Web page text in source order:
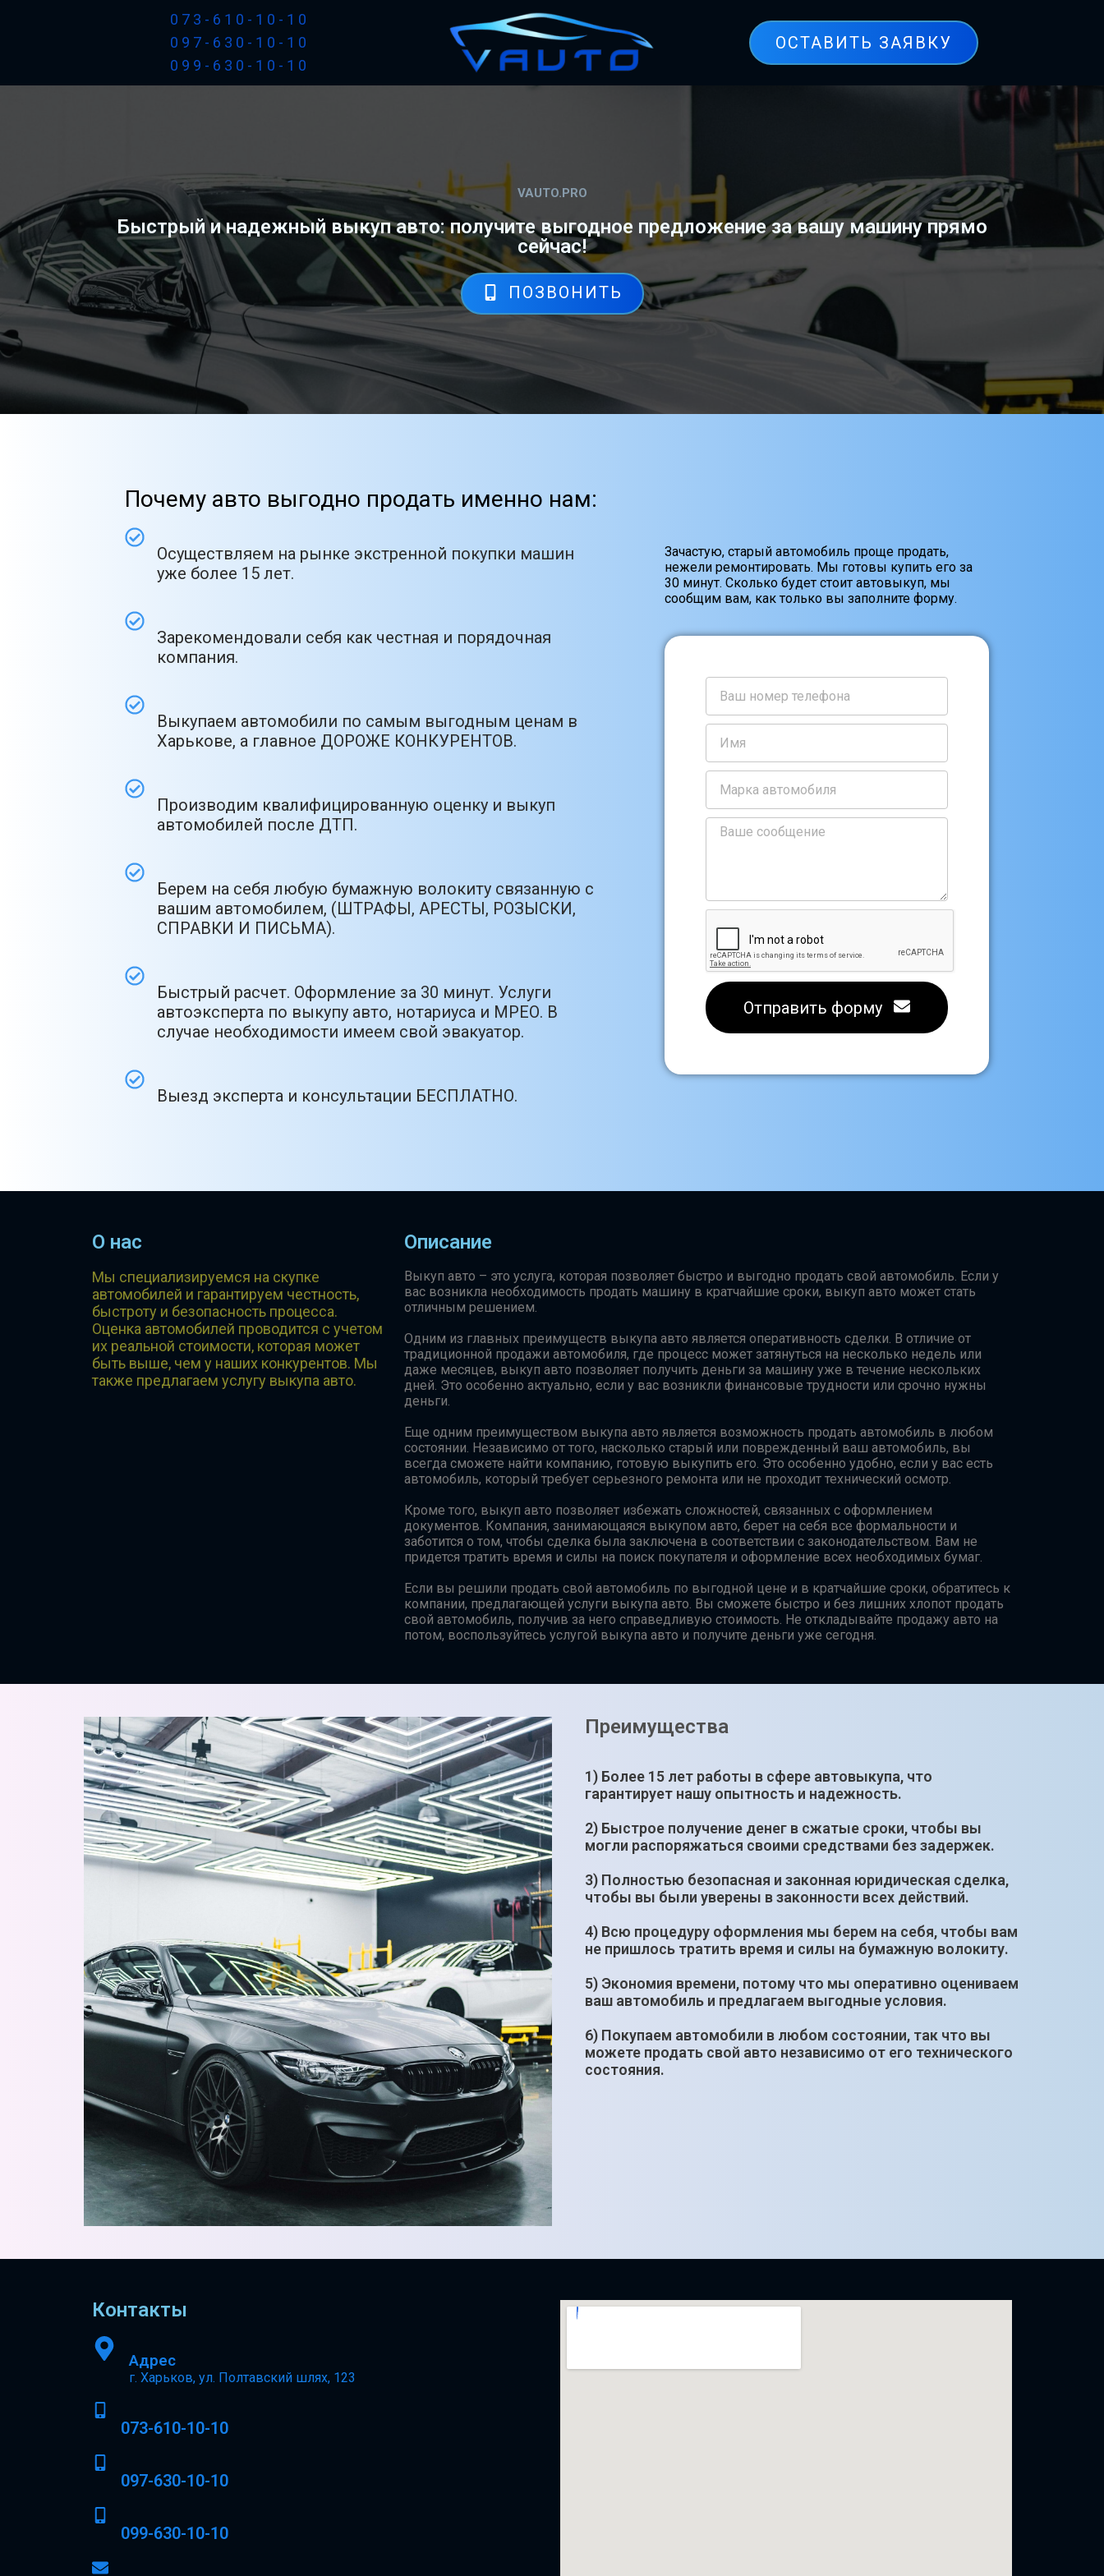
073-610-10-10
097-630-10-10
099-630-10-10
ОСТАВИТЬ ЗАЯВКУ
VAUTO.PRO
Быстрый и надежный выкуп авто: получите выгодное предложение за вашу машину прямо
сейчас!
ПОЗВОНИТЬ
Почему авто выгодно продать именно нам:
Осуществляем на рынке экстренной покупки машин
уже более 15 лет.
Зарекомендовали себя как честная и порядочная
компания.
Выкупаем автомобили по самым выгодным ценам в
Харькове, а главное ДОРОЖЕ КОНКУРЕНТОВ.
Производим квалифицированную оценку и выкуп
автомобилей после ДТП.
Берем на себя любую бумажную волокиту связанную с
вашим автомобилем, (ШТРАФЫ, АРЕСТЫ, РОЗЫСКИ,
СПРАВКИ И ПИСЬМА).
Быстрый расчет. Оформление за 30 минут. Услуги
автоэксперта по выкупу авто, нотариуса и МРЕО. В
случае необходимости имеем свой эвакуатор.
Выезд эксперта и консультации БЕСПЛАТНО.
Зачастую, старый автомобиль проще продать,
нежели ремонтировать. Мы готовы купить его за
30 минут. Сколько будет стоит автовыкуп, мы
сообщим вам, как только вы заполните форму.
Отправить форму
О нас
Мы специализируемся на скупке
автомобилей и гарантируем честность,
быстроту и безопасность процесса.
Оценка автомобилей проводится с учетом
их реальной стоимости, которая может
быть выше, чем у наших конкурентов. Мы
также предлагаем услугу выкупа авто.
Описание
Выкуп авто – это услуга, которая позволяет быстро и выгодно продать свой автомобиль. Если у
вас возникла необходимость продать машину в кратчайшие сроки, выкуп авто может стать
отличным решением.
Одним из главных преимуществ выкупа авто является оперативность сделки. В отличие от
традиционной продажи автомобиля, где процесс может затянуться на несколько недель или
даже месяцев, выкуп авто позволяет получить деньги за машину уже в течение нескольких
дней. Это особенно актуально, если у вас возникли финансовые трудности или срочно нужны
деньги.
Еще одним преимуществом выкупа авто является возможность продать автомобиль в любом
состоянии. Независимо от того, насколько старый или поврежденный ваш автомобиль, вы
всегда сможете найти компанию, готовую выкупить его. Это особенно удобно, если у вас есть
автомобиль, который требует серьезного ремонта или не проходит технический осмотр.
Кроме того, выкуп авто позволяет избежать сложностей, связанных с оформлением
документов. Компания, занимающаяся выкупом авто, берет на себя все формальности и
заботится о том, чтобы сделка была заключена в соответствии с законодательством. Вам не
придется тратить время и силы на поиск покупателя и оформление всех необходимых бумаг.
Если вы решили продать свой автомобиль по выгодной цене и в кратчайшие сроки, обратитесь к
компании, предлагающей услуги выкупа авто. Вы сможете быстро и без лишних хлопот продать
свой автомобиль, получив за него справедливую стоимость. Не откладывайте продажу авто на
потом, воспользуйтесь услугой выкупа авто и получите деньги уже сегодня.
Преимущества
1) Более 15 лет работы в сфере автовыкупа, что
гарантирует нашу опытность и надежность.
2) Быстрое получение денег в сжатые сроки, чтобы вы
могли распоряжаться своими средствами без задержек.
3) Полностью безопасная и законная юридическая сделка,
чтобы вы были уверены в законности всех действий.
4) Всю процедуру оформления мы берем на себя, чтобы вам
не пришлось тратить время и силы на бумажную волокиту.
5) Экономия времени, потому что мы оперативно оцениваем
ваш автомобиль и предлагаем выгодные условия.
6) Покупаем автомобили в любом состоянии, так что вы
можете продать свой авто независимо от его технического
состояния.
Контакты
Адрес
г. Харьков, ул. Полтавский шлях, 123
073-610-10-10
097-630-10-10
099-630-10-10